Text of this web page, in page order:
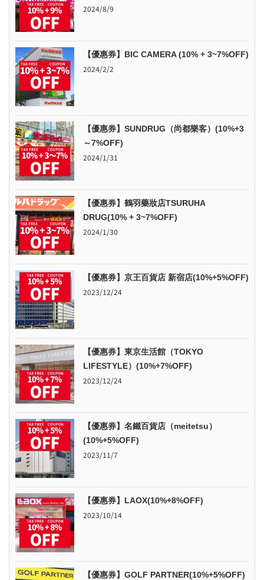
2024/8/9
【優惠券】BIC CAMERA (10% + 3~7%OFF)
2024/2/2
【優惠券】SUNDRUG（尚都樂客）(10%+3
～7%OFF)
2024/1/31
【優惠券】鶴羽藥妝店TSURUHA
DRUG(10% + 3~7%OFF)
2024/1/30
【優惠券】京王百貨店 新宿店(10%+5%OFF)
2023/12/24
【優惠券】東京生活館（TOKYO
LIFESTYLE）(10%+7%OFF)
2023/12/24
【優惠券】名鐵百貨店（meitetsu）
(10%+5%OFF)
2023/11/7
【優惠券】LAOX(10%+8%OFF)
2023/10/14
【優惠券】GOLF PARTNER(10%+5%OFF)